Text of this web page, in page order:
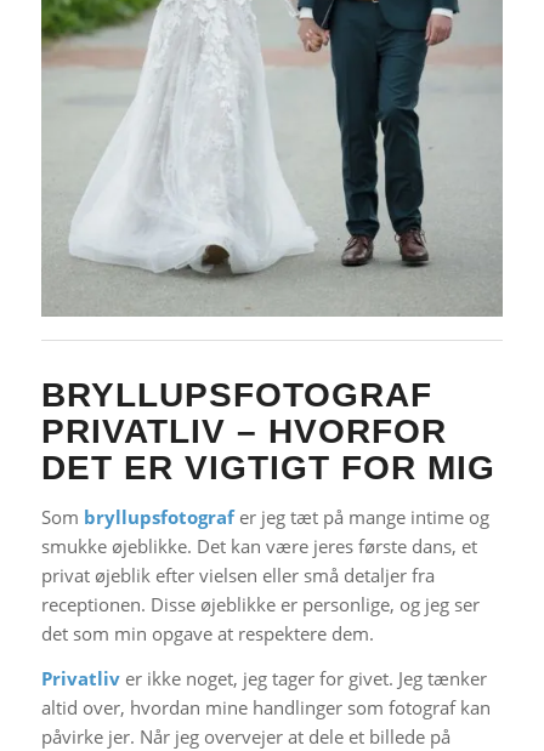
BRYLLUPSFOTOGRAF
PRIVATLIV – HVORFOR
DET ER VIGTIGT FOR MIG
Som bryllupsfotografer jeg tæt på mange intime og
smukke øjeblikke. Det kan være jeres første dans, et
privat øjeblik efter vielsen eller små detaljer fra
receptionen. Disse øjeblikke er personlige, og jeg ser
det som min opgave at respektere dem.
Privatliver ikke noget, jeg tager for givet. Jeg tænker
altid over, hvordan mine handlinger som fotograf kan
påvirke jer. Når jeg overvejer at dele et billede på